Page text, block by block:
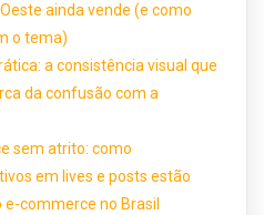
ainda vende (e como
o tema)
a consistência visual que
da confusão com a
sem atrito: como
em lives e posts estão
commerce no Brasil